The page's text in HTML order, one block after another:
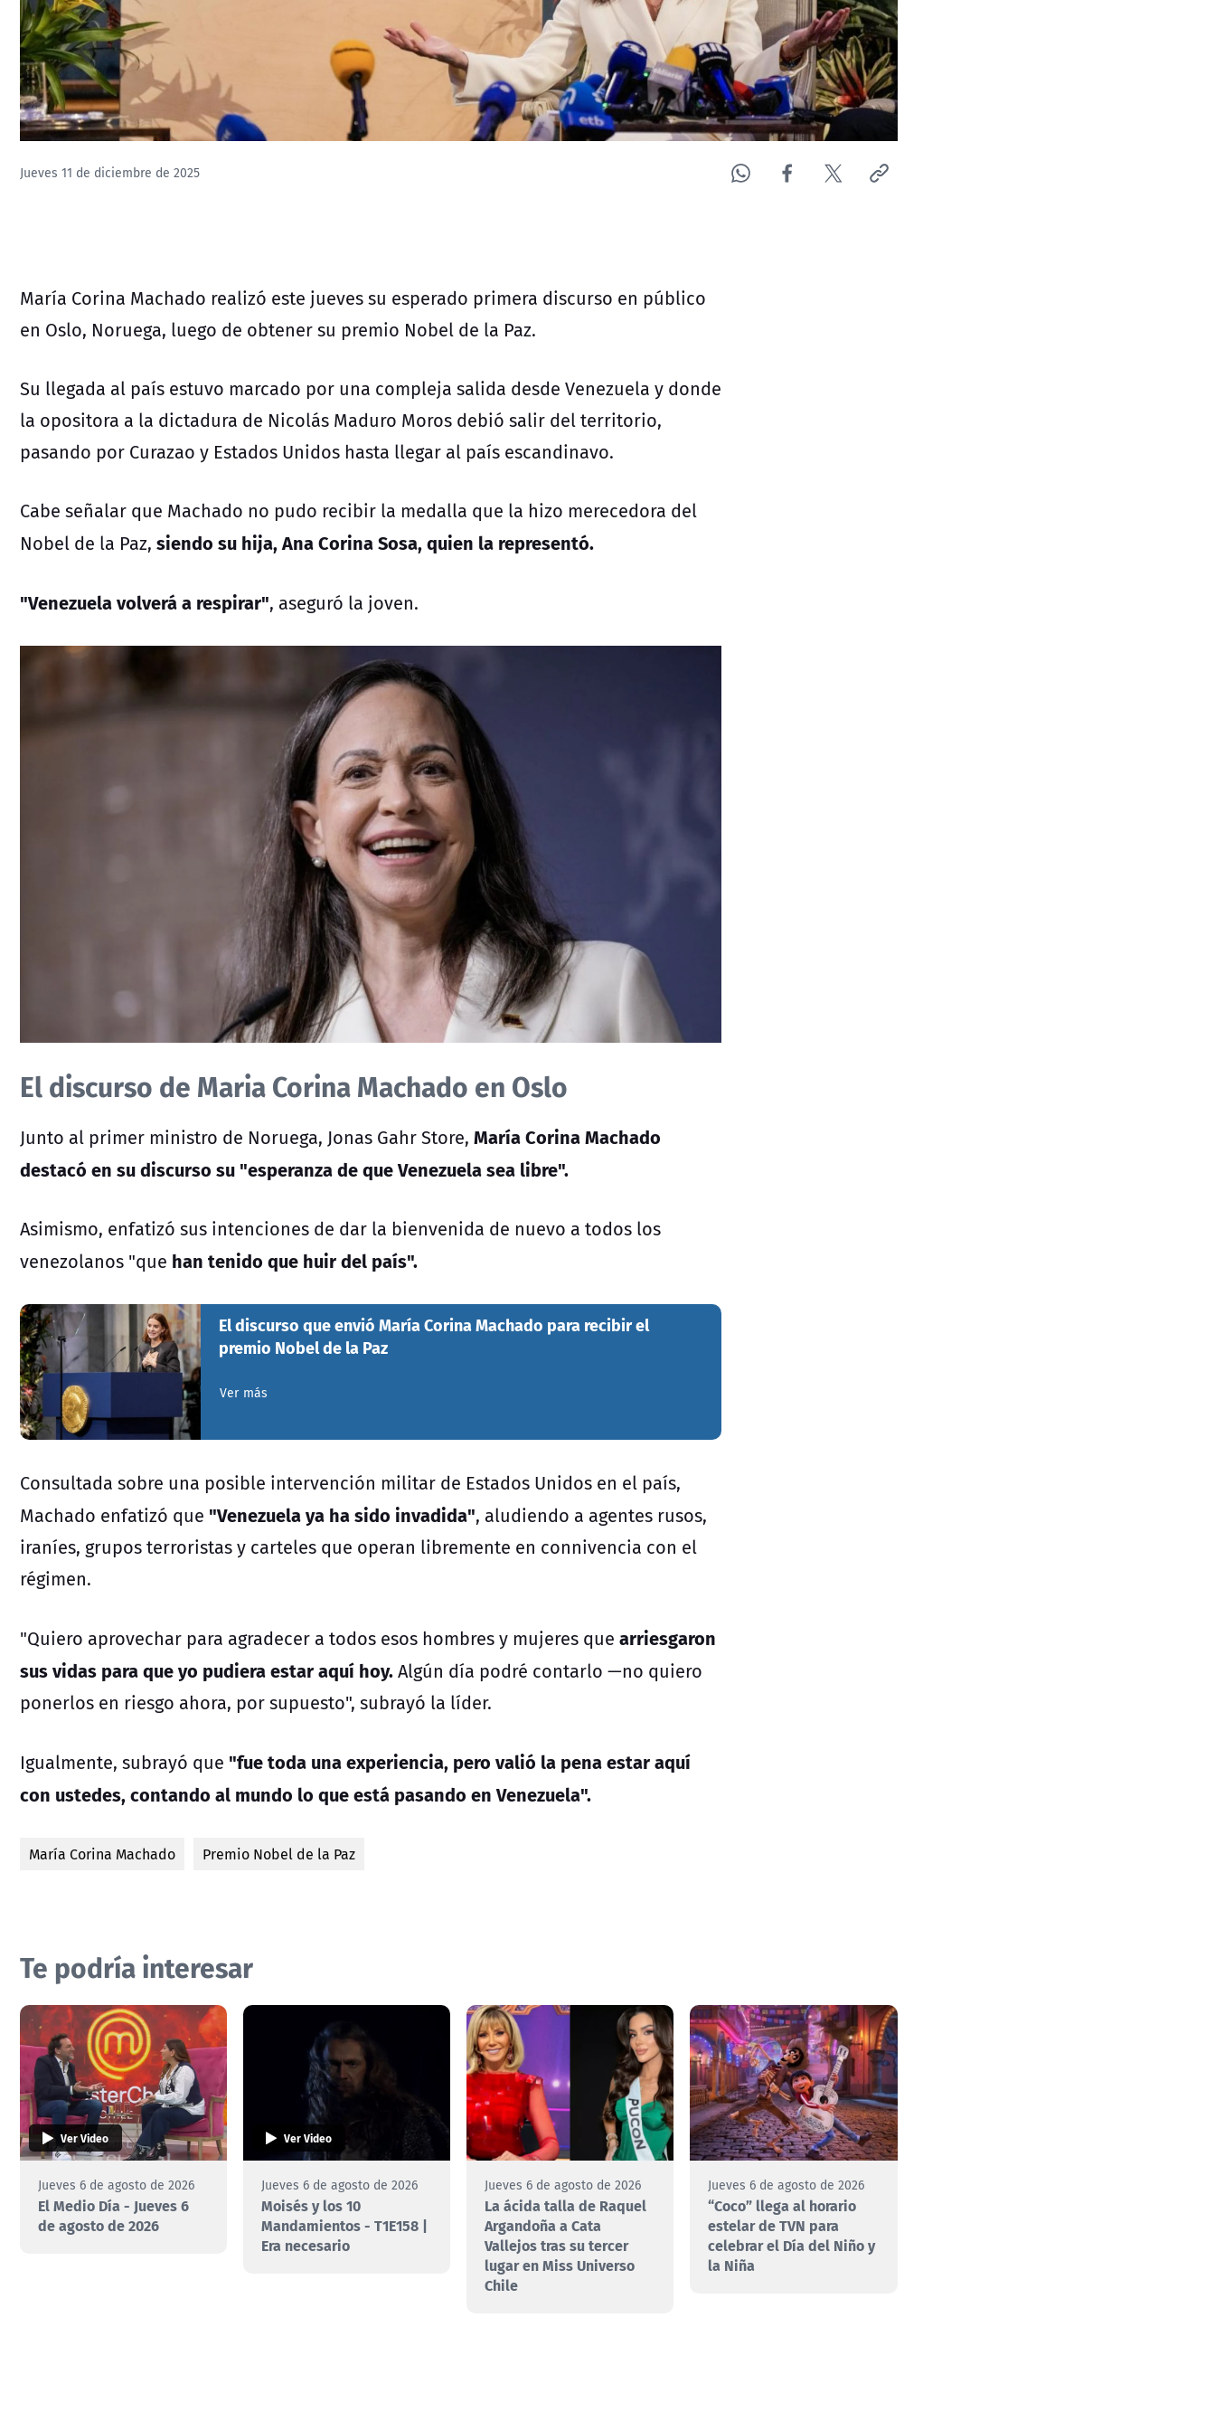
Jueves 11 de diciembre de 2025
María Corina Machado realizó este jueves su esperado primera discurso en público
en Oslo, Noruega, luego de obtener su premio Nobel de la Paz.
Su llegada al país estuvo marcado por una compleja salida desde Venezuela y donde
la opositora a la dictadura de Nicolás Maduro Moros debió salir del territorio,
pasando por Curazao y Estados Unidos hasta llegar al país escandinavo.
Cabe señalar que Machado no pudo recibir la medalla que la hizo merecedora del
Nobel de la Paz, siendo su hija, Ana Corina Sosa, quien la representó.
"Venezuela volverá a respirar", aseguró la joven.
El discurso de Maria Corina Machado en Oslo
Junto al primer ministro de Noruega, Jonas Gahr Store, María Corina Machado
destacó en su discurso su "esperanza de que Venezuela sea libre".
Asimismo, enfatizó sus intenciones de dar la bienvenida de nuevo a todos los
venezolanos "que han tenido que huir del país".
El discurso que envió María Corina Machado para recibir el
premio Nobel de la Paz
Ver más
Consultada sobre una posible intervención militar de Estados Unidos en el país,
Machado enfatizó que "Venezuela ya ha sido invadida", aludiendo a agentes rusos,
iraníes, grupos terroristas y carteles que operan libremente en connivencia con el
régimen.
"Quiero aprovechar para agradecer a todos esos hombres y mujeres que arriesgaron
sus vidas para que yo pudiera estar aquí hoy.Algún día podré contarlo —no quiero
ponerlos en riesgo ahora, por supuesto", subrayó la líder.
Igualmente, subrayó que "fue toda una experiencia, pero valió la pena estar aquí
con ustedes, contando al mundo lo que está pasando en Venezuela".
María Corina Machado Premio Nobel de la Paz
Te podría interesar
Ver Video
Jueves 6 de agosto de 2026
El Medio Día - Jueves 6
de agosto de 2026
Ver Video
Jueves 6 de agosto de 2026
Moisés y los 10
Mandamientos - T1E158 |
Era necesario
Jueves 6 de agosto de 2026
La ácida talla de Raquel
Argandoña a Cata
Vallejos tras su tercer
lugar en Miss Universo
Chile
Jueves 6 de agosto de 2026
“Coco” llega al horario
estelar de TVN para
celebrar el Día del Niño y
la Niña